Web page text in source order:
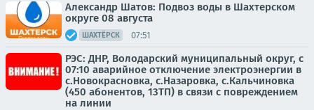
Александр Шатов: Подвоз воды в Шахтерском
округе 08 августа
ШАХТЁРСК 07:51
РЭС: ДНР, Володарский муниципальный округ, с
07:10 аварийное отключение электроэнергии в
с.Новокрасновка, с.Назаровка, с.Кальчиновка
(450 абонентов, 13ТП) в связи с повреждением
на линии